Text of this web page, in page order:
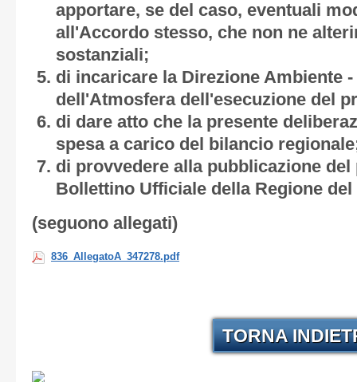
apportare, se del caso, eventuali
all'Accordo stesso, che non ne
sostanziali;
di incaricare la Direzione Ambiente -
dell'Atmosfera dell'esecuzione del
di dare atto che la presente
spesa a carico del bilancio
di provvedere alla pubblicazione
Bollettino Ufficiale della Regione del
(seguono allegati)
836_AllegatoA_347278.pdf
TORNA